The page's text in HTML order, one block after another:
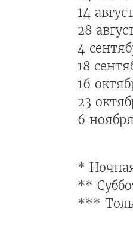
14
28
4
18
16
23
6
*
**
***